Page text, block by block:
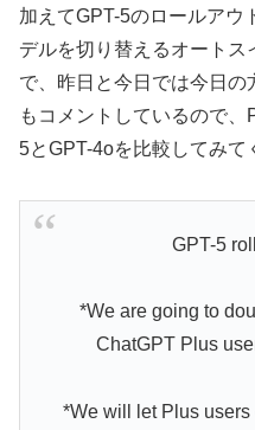
加えてGPT-5のロールアウ
デルを切り替えるオート
で、昨日と今日では今日の
もコメントしているので
5とGPT-4oを比較してみて
GPT-5
*We are going to
ChatGPT Plus
*We will let Plus